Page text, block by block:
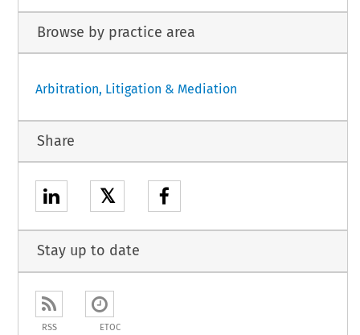
Browse by practice area
Arbitration, Litigation & Mediation
Share
𝕏
Stay up to date
RSS ETOC